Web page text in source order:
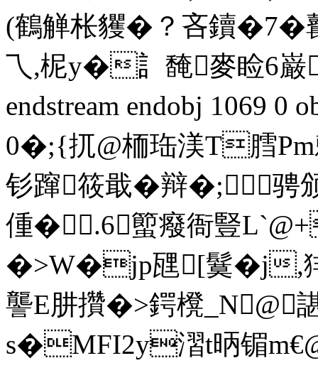
(鶴觯枨貜�？吝鑟�7�
乁,柅y�訁馣麥睑6巌
endstream endobj 1069 0
0�;{扤@栭珤渼T膤
钐蹿筱戢�辩�;
偅�.6蠞癈衙豎
�>W�jp瓼[鬕�j
讋E肼攢�>鍔櫈_N@
s�MFI2y漝t昞镅